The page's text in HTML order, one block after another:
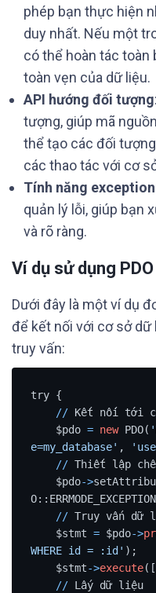
phép bạn thực hiện
duy nhất. Nếu một
có thể hoàn tác toàn
toàn vẹn của dữ liệu.
API hướng đối tượng
tượng, giúp mã
thể tạo các đối
các thao tác với cơ
Tính năng exception
quản lý lỗi, giúp bạn
và rõ ràng.
Ví dụ sử dụng PDO
Dưới đây là một ví dụ
để kết nối với cơ sở dữ
truy vấn:
try {
// Kết nối tới
    $pdo
= new PDO(
e=my_database' ,
// Thiết lập
    $pdo
->
// Truy vấn dữ
    $stmt
= $pdo->
WHERE id = :id' );
    $stmt
->execute([
// Lấy dữ liệu